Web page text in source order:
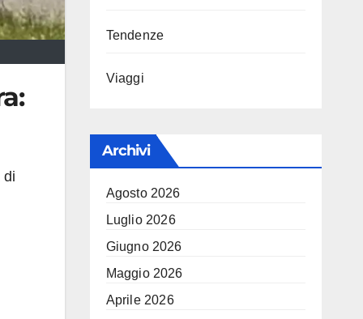
di
Tendenze
Viaggi
Archivi
Agosto 2026
Luglio 2026
Giugno 2026
Maggio 2026
Aprile 2026